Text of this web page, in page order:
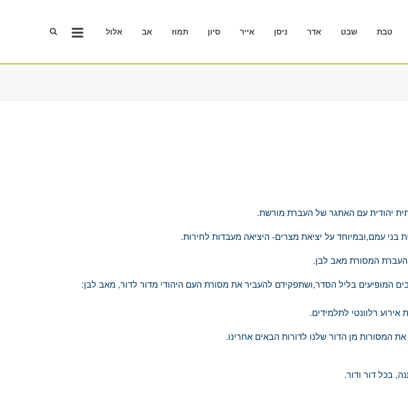
טבת שבט אדר ניסן אייר סיון תמוז אב אלול
יהודית עם האתגר של העברת מורשת.
עמם,ובמיוחד על יציאת מצרים- היציאה מעבדות לחירות.
המסורת מאב לבן.
המופיעים בליל הסדר,ושתפקידם להעביר את מסורת העם היהודי מדור לדור, מאב לבן:
רלוונטי לתלמידים.
את המסורות מן הדור שלנו לדורות הבאים אחרינו.
, בכל דור ודור​.​